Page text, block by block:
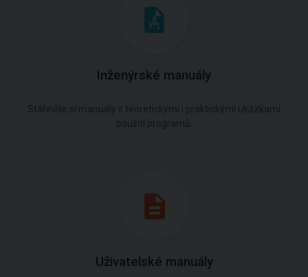
Inženýrské manuály
Stáhněte si manuály s teoretickými i praktickými ukázkami
použití programů.
Uživatelské manuály